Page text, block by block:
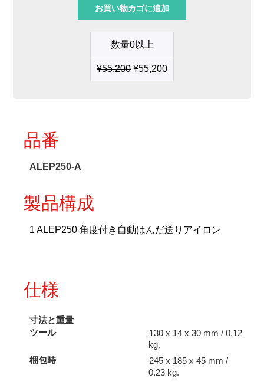
付
動
は
ん
だ
お買い物カゴに追加
数量0以上
¥55,200 ¥55,200
品番
ALEP250-A
製品構成
1 ALEP250 角度付き自動はんだ送りアイロン
仕様
寸法と重量
ツール
130 x 14 x 30 mm / 0.12
kg.
梱包時
245 x 185 x 45 mm /
0.23 kg.